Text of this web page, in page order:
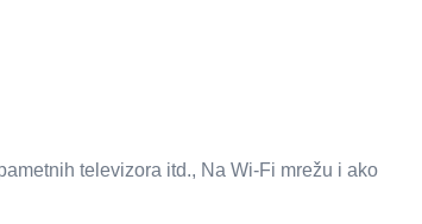
televizora itd., Na Wi-Fi mrežu i ako